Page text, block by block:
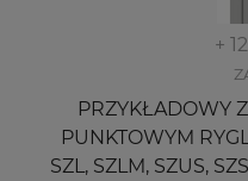
+
PRZYKŁADOWY
PUNKTOWYM
SZL, SZLM, SZUS,